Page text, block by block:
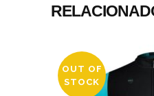
OUT OF
STOCK